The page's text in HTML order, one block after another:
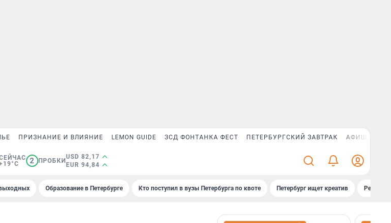
ПРИЗНАНИЕ И ВЛИЯНИЕ LEMON GUIDE ЗСД ФОНТАНКА ФЕСТ ПЕТЕРБУРГСКИЙ ЗАВТРАК АФИША PLUS
2 ПРОБКИ
USD 82,17
EUR 94,84
Образование в Петербурге Кто поступил в вузы Петербурга по квоте Петербург ищет креатив